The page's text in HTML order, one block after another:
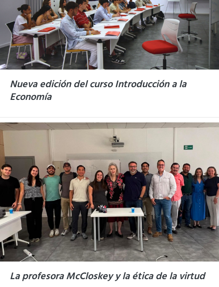
Nueva edición del curso Introducción a la
Economía
La profesora McCloskey y la ética de la virtud